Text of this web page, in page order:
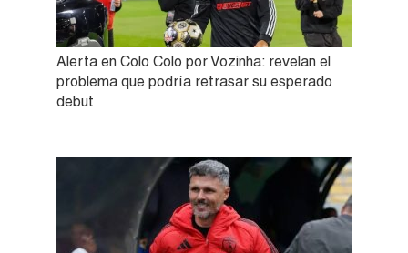
Alerta en Colo Colo por Vozinha: revelan el
problema que podría retrasar su esperado
debut